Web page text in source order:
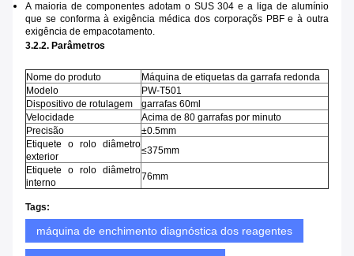
A maioria de componentes adotam o SUS 304 e a liga de alumínio
que se conforma à exigência médica dos corporaçõs PBF e à outra
exigência de empacotamento.
3.2.2. Parâmetros
Nome do produto
Máquina de etiquetas da garrafa redonda
Modelo
PW-T501
Dispositivo de rotulagem
garrafas 60ml
Velocidade
Acima de 80 garrafas por minuto
Precisão
±0.5mm
Etiquete o rolo diâmetro
exterior
≤375mm
Etiquete o rolo diâmetro
interno
76mm
Tags:
máquina de enchimento diagnóstica dos reagentes